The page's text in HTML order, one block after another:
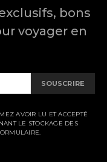
bons
voyager en
SOUSCRIRE
AVOIR LU ET ACCEPTÉ
LE STOCKAGE DES